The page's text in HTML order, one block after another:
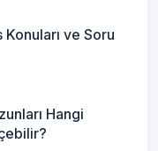
Konuları ve Soru
Hangi